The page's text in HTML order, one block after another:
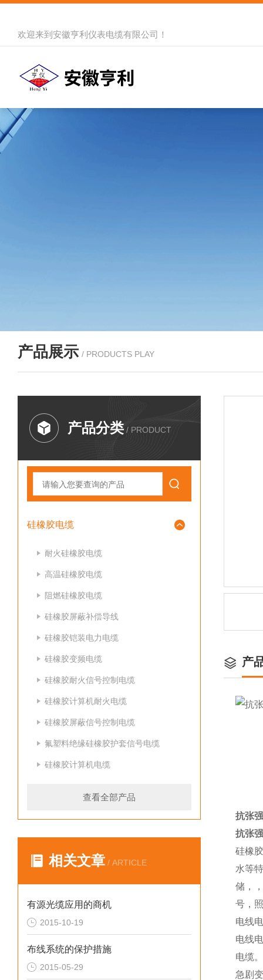
欢迎来到 安徽亨利仪表电缆有限公司 ！
产品展示 / PRODUCTS PLAY
产品分类 / PRODUCT
硅橡胶电缆
耐火硅橡胶电缆
高温硅橡胶电缆
阻燃硅橡胶电缆
硅橡胶屏蔽补偿导线
硅橡胶铠装电力电缆
硅橡胶变频电缆
硅橡胶耐火信号控制电缆
硅橡胶计算机耐火电缆
硅橡胶屏蔽信号控制电缆
氟塑料绝缘硅橡胶护套信号电缆
硅橡胶计算机电缆
查看全部产品
相关文章 / ARTICLE
有源光缆应用的商机
2015-10-19
布线系统的保护措施
2015-05-29
产
抗张
抗张
硅橡
水等
储，
号，
电线
电线
电缆
急剧